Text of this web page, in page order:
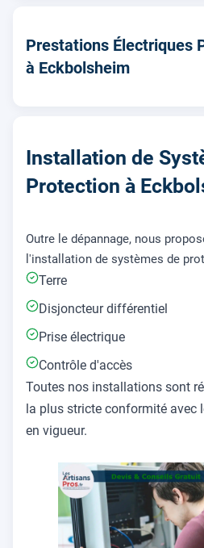
Prestations Électriques
à Eckbolsheim
Installation de
Protection à
Outre le dépannage, nous
l'installation de systèmes de
Terre
Disjoncteur différentiel
Prise électrique
Contrôle d'accès
Toutes nos installations sont
la plus stricte conformité avec
en vigueur.